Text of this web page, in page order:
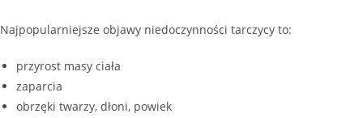
Najpopularniejsze objawy niedoczynności tarczycy to:
przyrost masy ciała
zaparcia
obrzęki twarzy, dłoni, powiek